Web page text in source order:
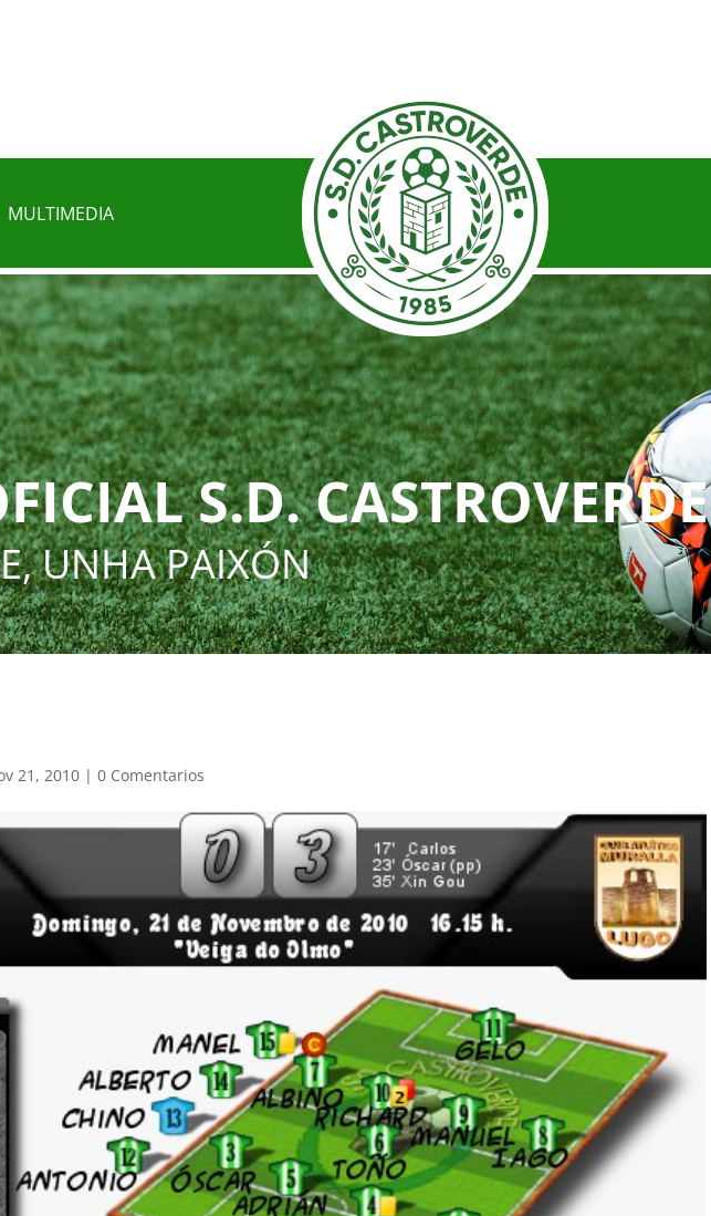
MULTIMEDIA
S.D. CASTROVERDE
UNHA PAIXÓN
21, 2010 |0 Comentarios